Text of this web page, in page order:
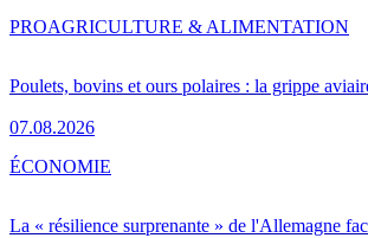
Poulets, bovins et ours polaires : la grippe
07.08.2026
PROAGRICULTURE & ALIMENTATION
La « résilience surprenante » de l'Allemagne
ÉCONOMIE